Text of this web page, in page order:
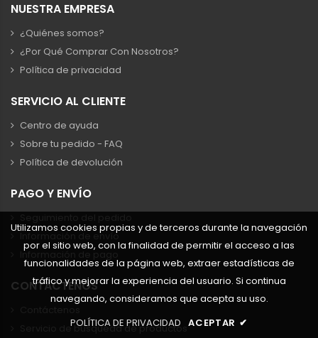
NUESTRA EMPRESA
¿Quiénes somos?
¿Por Qué Comprar Con Nosotros?
Política de privacidad
SERVICIO AL CLIENTE
Centro de ayuda
Sobre tu pedido - FAQ
Política de devolución
PAGO Y ENVÍO
Información de envío
Información de pago
CONTÁCTENOS
Servicio de búsqueda de productos
Utilizamos cookies propias y de terceros durante la navegación
por el sitio web, con la finalidad de permitir el acceso a las
funcionalidades de la página web, extraer estadísticas de
tráfico y mejorar la experiencia del usuario. Si continua
navegando, consideramos que acepta su uso.
POLÍTICA DE PRIVACIDAD ACEPTAR ✔